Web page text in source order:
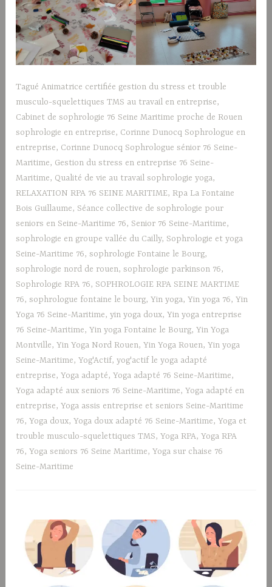
TaguéAnimatrice certifiée gestion du stress et trouble
musculo-squelettiques TMS au travail en entreprise,
Cabinet de sophrologie 76 Seine Maritime proche de Rouen
sophrologie en entreprise, Corinne Dunocq Sophrologue en
entreprise, Corinne Dunocq Sophrologue sénior 76 Seine-
Maritime, Gestion du stress en entreprise 76 Seine-
Maritime, Qualité de vie au travail sophrologie yoga,
RELAXATION RPA 76 SEINE MARITIME, Rpa La Fontaine
Bois Guillaume, Séance collective de sophrologie pour
seniors en Seine-Maritime 76, Senior 76 Seine-Maritime,
sophrologie en groupe vallée du Cailly, Sophrologie et yoga
Seine-Maritime 76,sophrologie Fontaine le Bourg,
sophrologie nord de rouen,sophrologie parkinson 76,
Sophrologie RPA 76, SOPHROLOGIE RPA SEINE MARTIME
76,sophrologue fontaine le bourg,Yin yoga,Yin yoga 76,Yin
Yoga 76 Seine-Maritime,yin yoga doux,Yin yoga entreprise
76 Seine-Maritime,Yin yoga Fontaine le Bourg,Yin Yoga
Montville,Yin Yoga Nord Rouen,Yin Yoga Rouen,Yin yoga
Seine-Maritime,Yog'Actif,yog'actif le yoga adapté
entreprise,Yoga adapté,Yoga adapté 76 Seine-Maritime,
Yoga adapté aux seniors 76 Seine-Maritime,Yoga adapté en
entreprise,Yoga assis entreprise et seniors Seine-Maritime
76,Yoga doux,Yoga doux adapté 76 Seine-Maritime,Yoga et
trouble musculo-squelettiques TMS,Yoga RPA,Yoga RPA
76,Yoga seniors 76 Seine Maritime,Yoga sur chaise 76
Seine-Maritime